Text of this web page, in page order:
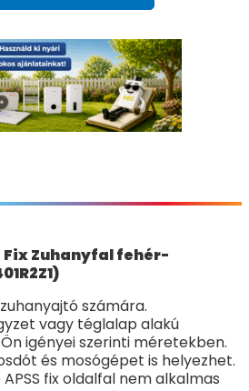
Fix Zuhanyfal fehér-
számára.
vagy téglalap alakú
igényei szerinti méretekben.
és mosógépet is helyezhet.
fix oldalfal nem alkalmas